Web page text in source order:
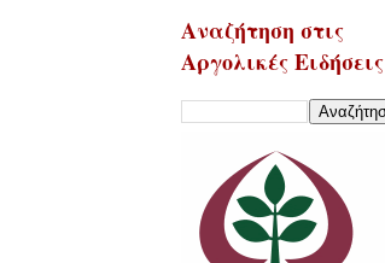
Αναζήτηση στις
Αργολικές Ειδήσεις